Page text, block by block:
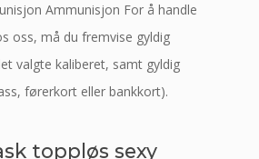
Ammunisjon For å handle
oss, må du fremvise gyldig
valgte kaliberet, samt gyldig
førerkort eller bankkort).
toppløs sexy